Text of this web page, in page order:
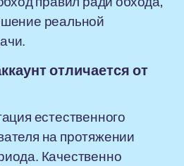
реальной
отличается от
естественного
на протяжении
Качественно